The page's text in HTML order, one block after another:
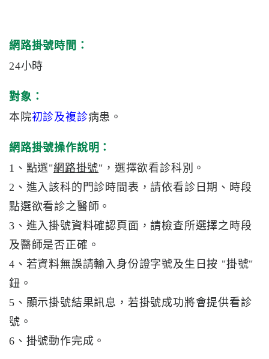
綜
合
醫
療
服
就
醫
指
南
醫
藥
知
識
社
區
網路掛號時間：
24小時
對象：
本院初診及複診病患。
網路掛號操作說明：
1、點選"網路掛號"，選擇欲看診科別。
2、進入該科的門診時間表，請依看診日期、時段
點選欲看診之醫師。
3、進入掛號資料確認頁面，請檢查所選擇之時段
及醫師是否正確。
4、若資料無誤請輸入身份證字號及生日按 "掛號"
鈕。
5、顯示掛號結果訊息，若掛號成功將會提供看診
號。
6、掛號動作完成。